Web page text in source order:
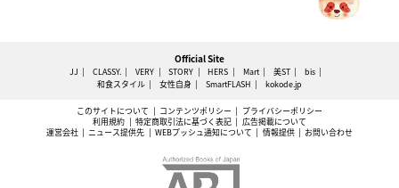
Official Site
JJ CLASSY. VERY STORY HERS Mart 美ST
bis
和食スタイル
女性自身 SmartFLASH kokode.jp
このサイトについて コンテンツポリシー
プライバシーポリシー
利用規約
特定商取引法に基づく表記
広告掲載について
運営会社
ニュース提供先 WEBプッシュ通知について 情報提供 お問い合わせ